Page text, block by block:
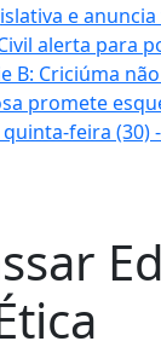
e
alerta para
B: Criciúma
promete
feira (30)